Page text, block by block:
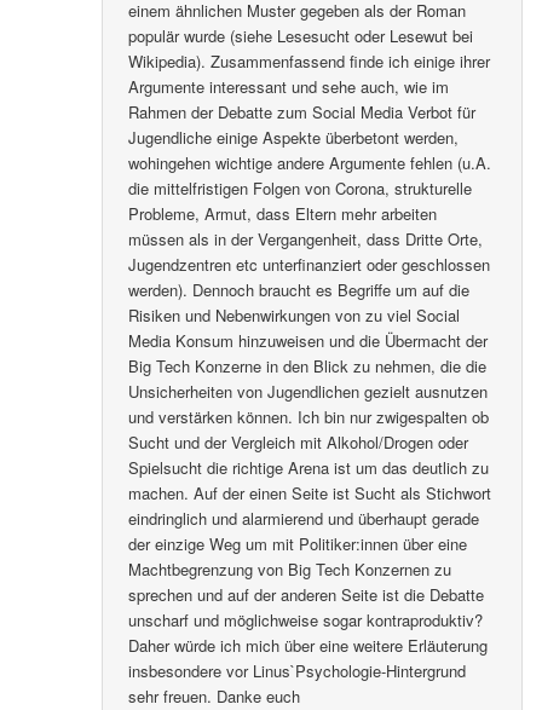
einem ähnlichen Muster gegeben als der Roman
populär wurde (siehe Lesesucht oder Lesewut bei
Wikipedia). Zusammenfassend finde ich einige ihrer
Argumente interessant und sehe auch, wie im
Rahmen der Debatte zum Social Media Verbot für
Jugendliche einige Aspekte überbetont werden,
wohingehen wichtige andere Argumente fehlen (u.A.
die mittelfristigen Folgen von Corona, strukturelle
Probleme, Armut, dass Eltern mehr arbeiten
müssen als in der Vergangenheit, dass Dritte Orte,
Jugendzentren etc unterfinanziert oder geschlossen
werden). Dennoch braucht es Begriffe um auf die
Risiken und Nebenwirkungen von zu viel Social
Media Konsum hinzuweisen und die Übermacht der
Big Tech Konzerne in den Blick zu nehmen, die die
Unsicherheiten von Jugendlichen gezielt ausnutzen
und verstärken können. Ich bin nur zwigespalten ob
Sucht und der Vergleich mit Alkohol/Drogen oder
Spielsucht die richtige Arena ist um das deutlich zu
machen. Auf der einen Seite ist Sucht als Stichwort
eindringlich und alarmierend und überhaupt gerade
der einzige Weg um mit Politiker:innen über eine
Machtbegrenzung von Big Tech Konzernen zu
sprechen und auf der anderen Seite ist die Debatte
unscharf und möglichweise sogar kontraproduktiv?
Daher würde ich mich über eine weitere Erläuterung
insbesondere vor Linus`Psychologie-Hintergrund
sehr freuen. Danke euch